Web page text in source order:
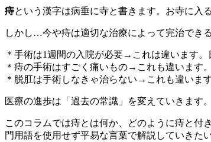
痔という漢字は病垂に寺と書きます。お寺に入
しかし…今や痔は適切な治療によって完治でき
＊手術は1週間の入院が必要→これは違います。
＊痔の手術はすごく痛いもの→これも違います
＊脱肛は手術しなきゃ治らない→これも違いま
医療の進歩は「過去の常識」を変えていきます。
このコラムでは痔とは何か、どのように痔と付
門用語を使用せず平易な言葉で解説していきた